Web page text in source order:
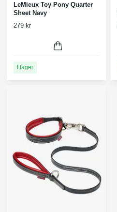
LeMieux Toy Pony Quarter
Sheet Navy
279 kr
I lager